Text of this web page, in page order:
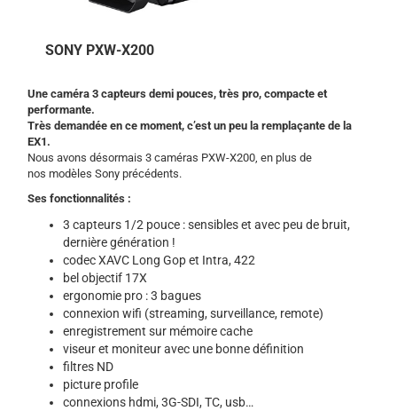
SONY PXW-X200
Une caméra 3 capteurs demi pouces, très pro, compacte et
performante.
Très demandée en ce moment, c’est un peu la remplaçante de la
EX1.
Nous avons désormais 3 caméras PXW-X200, en plus de
nos modèles Sony précédents.
Ses fonctionnalités :
3 capteurs 1/2 pouce : sensibles et avec peu de bruit,
dernière génération !
codec XAVC Long Gop et Intra, 422
bel objectif 17X
ergonomie pro : 3 bagues
connexion wifi (streaming, surveillance, remote)
enregistrement sur mémoire cache
viseur et moniteur avec une bonne définition
filtres ND
picture profile
connexions hdmi, 3G-SDI, TC, usb…